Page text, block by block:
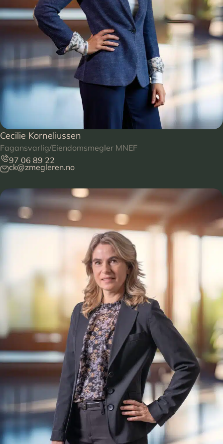
Cecilie Korneliussen
Fagansvarlig/Eiendomsmegler MNEF
97 06 89 22
ck@zmegleren.no